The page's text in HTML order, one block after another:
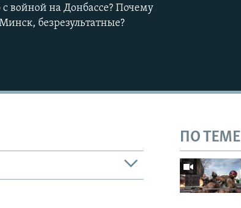
войной на Донбассе? Почему
безрезультатные?
ПО ТЕМЕ